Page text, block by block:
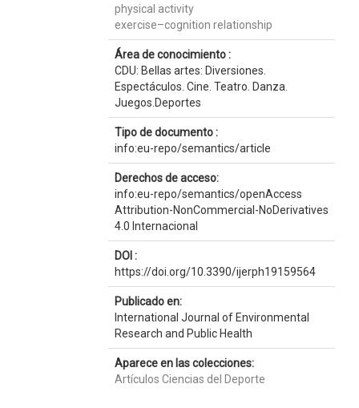
physical activity
exercise–cognition relationship
Área de conocimiento :
CDU: Bellas artes: Diversiones.
Espectáculos. Cine. Teatro. Danza.
Juegos.Deportes
Tipo de documento :
info:eu-repo/semantics/article
Derechos de acceso:
info:eu-repo/semantics/openAccess
Attribution-NonCommercial-NoDerivatives
4.0 Internacional
DOI :
https://doi.org/10.3390/ijerph19159564
Publicado en:
International Journal of Environmental
Research and Public Health
Aparece en las colecciones:
Artículos Ciencias del Deporte